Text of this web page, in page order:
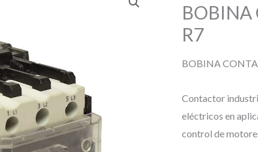
BOBINA
R7
BOBINA
Contactor
eléctricos en
control de